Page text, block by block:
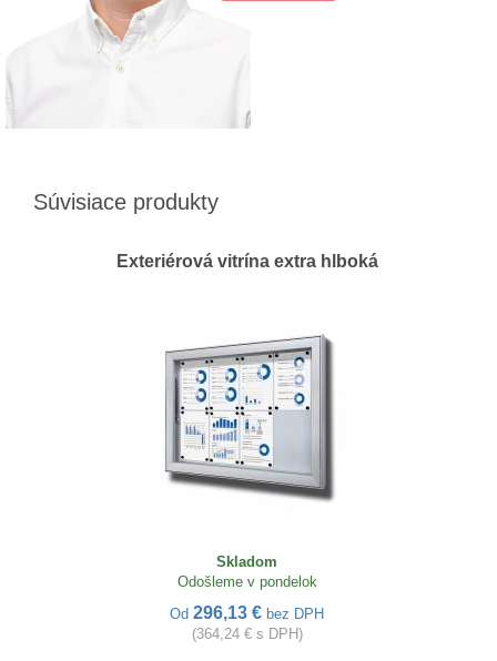
Súvisiace produkty
Exteriérová vitrína extra hlboká
Skladom
Odošleme v pondelok
Od 296,13 € bez DPH
(364,24 € s DPH)